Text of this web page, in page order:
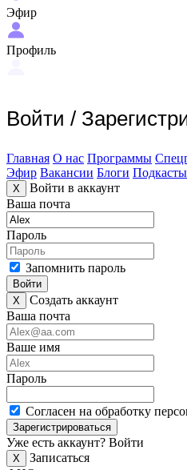
Эфир
Профиль
Войти /
Главная О нас Программы
Эфир Вакансии Блоги Подкасты
X
Войти в аккаунт
Ваша почта
Пароль
Запомнить пароль
Войти
X
Создать аккаунт
Ваша почта
Ваше имя
Пароль
Согласен на обработку
Зарегистрироваться
Уже есть аккаунт? Войти
X
Записаться